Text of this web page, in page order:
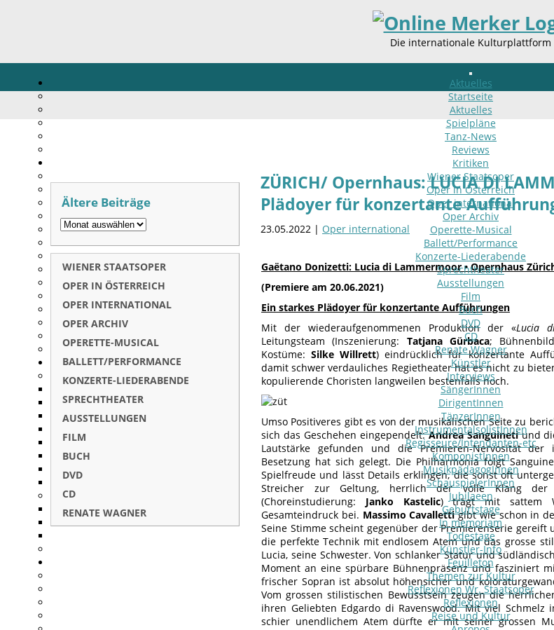
Die internationale Kulturplattform
Aktuelles
Startseite
Aktuelles
Spielpläne
Tanz-News
Reviews
Kritiken
Wiener Staatsoper
Oper in Österreich
Oper international
Oper Archiv
Operette-Musical
Ballett/Performance
Konzerte-Liederabende
Sprechtheater
Ausstellungen
Film
Buch
DVD
CD
Renate Wagner
Künstler
Interviews
SängerInnen
DirigentInnen
TänzerInnen
InstrumentalsolistInnen
Regisseure/Intendanten-etc
KomponistInnen
MusikpädagogInnen
SchauspielerInnen
Jubilaeen
Geburtstage
In memoriam
Todestage
Künstler-Info
Feuilleton
Themen zur Kultur
Reflexionen Wr. Staatsoper
Reflexionen
Reise und Kultur
ZÜRICH/ Opernhaus: LUCIA DI
Plädoyer für konzertante
23.05.2022 | Oper international
Gaëtano Donizetti: Lucia di Lammermoor • Opernhaus
(Premiere am 20.06.2021)
Ein starkes Plädoyer für konzertante Aufführungen
Mit der wiederaufgenommenen Produktion der «Lucia
Leitungsteam (Inszenierung: Tatjana Gürbaca;
Kostüme:Silke Willrett) eindrücklich für konzertante
damit schwer verdauliches Regietheater hat es nicht zu
kopulierende Choristen langweilen bestenfalls noch.
Umso Positiveres gibt es von der musikalischen Seite zu
sich das Geschehen eingependelt:Andrea Sanguinetiund
Lautstärke gefunden und die Premieren-Nervosität
Besetzung hat sich gelegt. Die Philharmonia folgt
Spielfreude und lässt Details erklingen, die sonst oft
Streicher zur Geltung, herrlich der volle Klang
(Choreinstudierung: Janko Kastelic) trägt mit sattem
Gesamteindruck bei. Massimo Cavallettigibt wie schon in
Seine Stimme scheint gegenüber der Premierenserie
die perfekte Technik mit endlosem Atem und das grosse
Lucia, seine Schwester. Von schlanker Statur und
Moment an eine spürbare Bühnenpräsenz und fasziniert
frischer Sopran ist absolut höhensicher und
Vom grossen stilistischen Bewusstsein zeugen die
ihren Geliebten Edgardo di Ravenswood. Mit viel
schier unendlichem Atem dürfte er mit seiner grossen
Ältere Beiträge
WIENER STAATSOPER
OPER IN ÖSTERREICH
OPER INTERNATIONAL
OPER ARCHIV
OPERETTE-MUSICAL
BALLETT/PERFORMANCE
KONZERTE-LIEDERABENDE
SPRECHTHEATER
AUSSTELLUNGEN
FILM
BUCH
DVD
CD
RENATE WAGNER